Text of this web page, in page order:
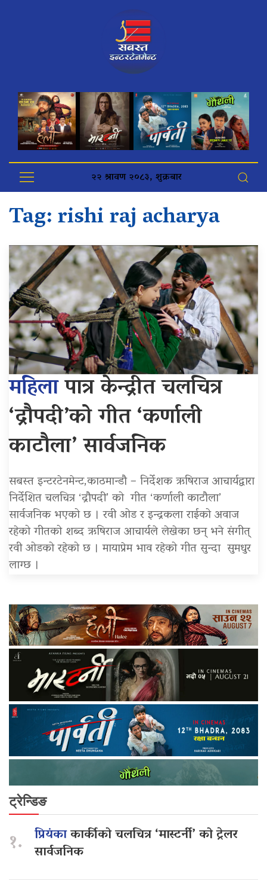
२२ श्रावण २०८३, शुक्रबार
Tag:rishi raj acharya
महिलापात्र केन्द्रीत चलचित्र
‘द्रौपदी’को गीत ‘कर्णाली
काटौला’ सार्वजनिक
सबस्त इन्टरटेनमेन्ट,काठमान्डौ – निर्देशक ऋषिराज आचार्यद्वारा
निर्देशित चलचित्र ‘द्रौपदी’ को गीत ‘कर्णाली काटौला’
सार्वजनिक भएको छ । रवी ओड र इन्द्रकला राईको अवाज
रहेको गीतको शब्द ऋषिराज आचार्यले लेखेका छन् भने संगीत्
रवी ओडको रहेको छ । मायाप्रेम भाव रहेको गीत सुन्दा सुमधुर
लाग्छ ।
ट्रेन्डिङ
१. प्रियंकाकार्कीको चलचित्र ‘मास्टर्नी’ को ट्रेलर
सार्वजनिक